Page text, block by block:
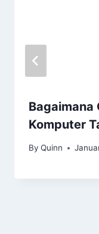
Bagaimana
Komputer
By Quinn